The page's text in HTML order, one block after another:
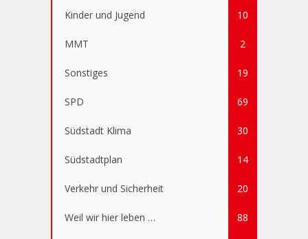
Kinder und Jugend 10
MMT 2
Sonstiges 19
SPD 69
Südstadt Klima 30
Südstadtplan 14
Verkehr und Sicherheit 20
Weil wir hier leben … 88